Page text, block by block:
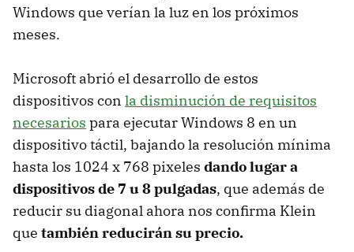
Windows que verían la luz en los próximos
meses.
Microsoft abrió el desarrollo de estos
dispositivos con la disminución de requisitos
necesarios para ejecutar Windows 8 en un
dispositivo táctil, bajando la resolución mínima
hasta los 1024 x 768 pixeles dando lugar a
dispositivos de 7 u 8 pulgadas, que además de
reducir su diagonal ahora nos confirma Klein
que también reducirán su precio.